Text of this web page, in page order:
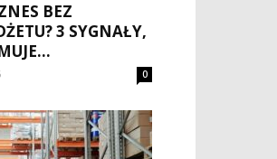
BEZ
3 SYGNAŁY,
0